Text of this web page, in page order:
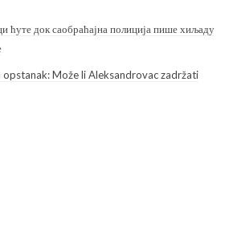
ћуте док саобраћајна полиција пише хиљаду
opstanak: Može li Aleksandrovac zadržati